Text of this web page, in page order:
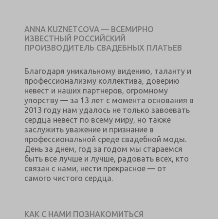
ANNA KUZNETCOVA — ВСЕМИРНО
ИЗВЕСТНЫЙ РОССИЙСКИЙ
ПРОИЗВОДИТЕЛЬ СВАДЕБНЫХ ПЛАТЬЕВ
Благодаря уникальному видению, таланту и
профессионализму коллектива, доверию
невест и наших партнеров, огромному
упорству — за 13 лет с момента основания в
2013 году нам удалось не только завоевать
сердца невест по всему миру, но также
заслужить уважение и признание в
профессиональной среде свадебной моды.
День за днем, год за годом мы стараемся
быть все лучше и лучше, радовать всех, кто
связан с нами, нести прекрасное — от
самого чистого сердца.
КАК С НАМИ ПОЗНАКОМИТЬСЯ